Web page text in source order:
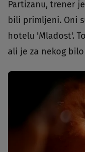
Partizanu, trener
bili primljeni. Oni
hotelu 'Mladost'.
ali je za nekog